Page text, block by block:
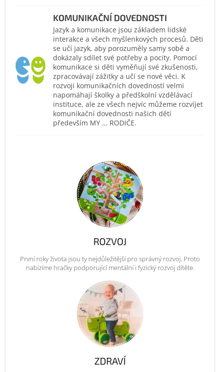
KOMUNIKAČNÍ DOVEDNOSTI
Jazyk a komunikace jsou základem lidské
interakce a všech myšlenkových procesů. Děti
se učí jazyk, aby porozuměly samy sobě a
dokázaly sdílet své potřeby a pocity. Pomocí
komunikace si děti vyměňují své zkušenosti,
zpracovávají zážitky a učí se nové věci. K
rozvoji komunikačních dovedností velmi
napomáhají školky a předškolní vzdělávací
instituce, ale ze všech nejvíc můžeme rozvíjet
komunikační dovednosti našich dětí
především MY … RODIČE.
ROZVOJ
První roky života jsou ty nejdůležitější pro správný rozvoj. Proto
nabízíme hračky podporující mentální i fyzický rozvoj dítěte.
ZDRAVÍ